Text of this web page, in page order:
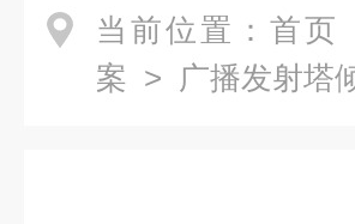
当前位置： 首页
案 > 广播发射塔